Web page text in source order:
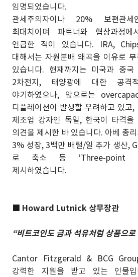
임명되었습니다.
관세주의자이나 20% 보편관
최대치이며 파트너와 협상과정
언급한 적이 있습니다. IRA,
대해서는 자원분배 왜곡을 이유로
있습니다. 현재까지는 미국과 중
2차전지, 태양광에 대한 공격
야기하였으나, 앞으로는
디플레이션이 발생할 우려하고 있고
제조업 강자인 독일, 한국이 타격을
의견을 제시한 바 있습니다. 아베 총리
3% 성장, 3백만 배럴/일 추가 생산,
로 축소 등 ‘Three-point
제시하였습니다.
■ Howard Lutnick 상무장관
“비트코인도 금과 석유처럼 상품으
Cantor Fitzgerald & BCG
강력한 지원을 받고 있는 인물